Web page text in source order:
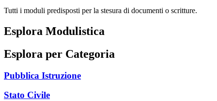
Tutti i moduli predisposti per la stesura di documenti o scritture.
Esplora Modulistica
Esplora per Categoria
Pubblica Istruzione
Stato Civile